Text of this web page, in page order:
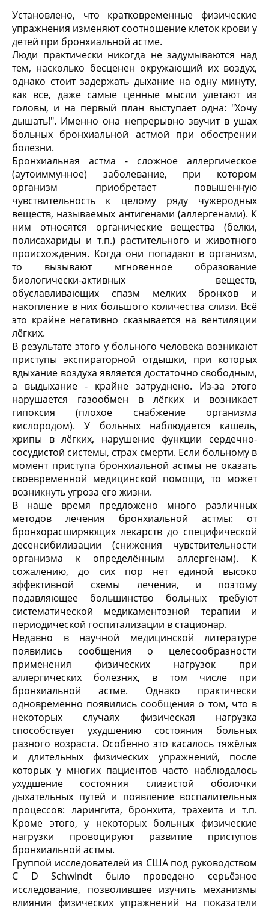
Установлено, что кратковременные физические
упражнения изменяют соотношение клеток крови у
детей при бронхиальной астме.
Люди практически никогда не задумываются над
тем, насколько бесценен окружающий их воздух,
однако стоит задержать дыхание на одну минуту,
как все, даже самые ценные мысли улетают из
головы, и на первый план выступает одна: "Хочу
дышать!". Именно она непрерывно звучит в ушах
больных бронхиальной астмой при обострении
болезни.
Бронхиальная астма - сложное аллергическое
(аутоиммунное) заболевание, при котором
организм приобретает повышенную
чувствительность к целому ряду чужеродных
веществ, называемых антигенами (аллергенами). К
ним относятся органические вещества (белки,
полисахариды и т.п.) растительного и животного
происхождения. Когда они попадают в организм,
то вызывают мгновенное образование
биологически-активных веществ,
обуславливающих спазм мелких бронхов и
накопление в них большого количества слизи. Всё
это крайне негативно сказывается на вентиляции
лёгких.
В результате этого у больного человека возникают
приступы экспираторной отдышки, при которых
вдыхание воздуха является достаточно свободным,
а выдыхание - крайне затруднено. Из-за этого
нарушается газообмен в лёгких и возникает
гипоксия (плохое снабжение организма
кислородом). У больных наблюдается кашель,
хрипы в лёгких, нарушение функции сердечно-
сосудистой системы, страх смерти. Если больному в
момент приступа бронхиальной астмы не оказать
своевременной медицинской помощи, то может
возникнуть угроза его жизни.
В наше время предложено много различных
методов лечения бронхиальной астмы: от
бронхорасширяющих лекарств до специфической
десенсибилизации (снижения чувствительности
организма к определённым аллергенам). К
сожалению, до сих пор нет единой высоко
эффективной схемы лечения, и поэтому
подавляющее большинство больных требуют
систематической медикаментозной терапии и
периодической госпитализации в стационар.
Недавно в научной медицинской литературе
появились сообщения о целесообразности
применения физических нагрузок при
аллергических болезнях, в том числе при
бронхиальной астме. Однако практически
одновременно появились сообщения о том, что в
некоторых случаях физическая нагрузка
способствует ухудшению состояния больных
разного возраста. Особенно это касалось тяжёлых
и длительных физических упражнений, после
которых у многих пациентов часто наблюдалось
ухудшение состояния слизистой оболочки
дыхательных путей и появление воспалительных
процессов: ларингита, бронхита, трахеита и т.п.
Кроме этого, у некоторых больных физические
нагрузки провоцируют развитие приступов
бронхиальной астмы.
Группой исследователей из США под руководством
C D Schwindt было проведено серьёзное
исследование, позволившее изучить механизмы
влияния физических упражнений на показатели